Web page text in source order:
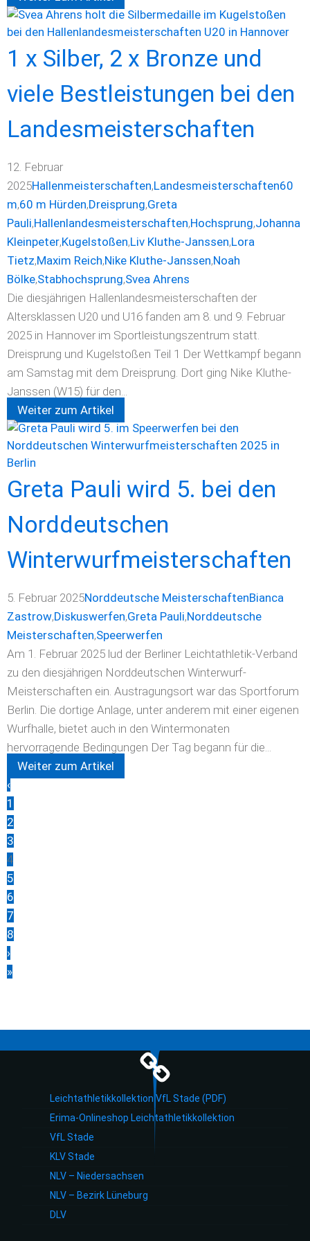
1 x Silber, 2 x Bronze und
viele Bestleistungen bei den
Landesmeisterschaften
12. Februar
2025Hallenmeisterschaften,Landesmeisterschaften60
m,60 m Hürden,Dreisprung,Greta
Pauli,Hallenlandesmeisterschaften,Hochsprung,Johanna
Kleinpeter,Kugelstoßen,Liv Kluthe-Janssen,Lora
Tietz,Maxim Reich,Nike Kluthe-Janssen,Noah
Bölke,Stabhochsprung,Svea Ahrens
Die diesjährigen Hallenlandesmeisterschaften der
Altersklassen U20 und U16 fanden am 8. und 9. Februar
2025 in Hannover im Sportleistungszentrum statt.
Dreisprung und Kugelstoßen Teil 1 Der Wettkampf begann
am Samstag mit dem Dreisprung. Dort ging Nike Kluthe-
Janssen (W15) für den...
Weiter zum Artikel
Greta Pauli wird 5. bei den
Norddeutschen
Winterwurfmeisterschaften
5. Februar 2025Norddeutsche MeisterschaftenBianca
Zastrow,Diskuswerfen,Greta Pauli,Norddeutsche
Meisterschaften,Speerwerfen
Am 1. Februar 2025 lud der Berliner Leichtathletik-Verband
zu den diesjährigen Norddeutschen Winterwurf-
Meisterschaften ein. Austragungsort war das Sportforum
Berlin. Die dortige Anlage, unter anderem mit einer eigenen
Wurfhalle, bietet auch in den Wintermonaten
hervorragende Bedingungen Der Tag begann für die...
Weiter zum Artikel
‹
1
2
3
4
5
6
7
8
›
»
Leichtathletikkollektion VfL Stade (PDF)
Erima-Onlineshop Leichtathletikkollektion
VfL Stade
KLV Stade
NLV – Niedersachsen
NLV – Bezirk Lüneburg
DLV